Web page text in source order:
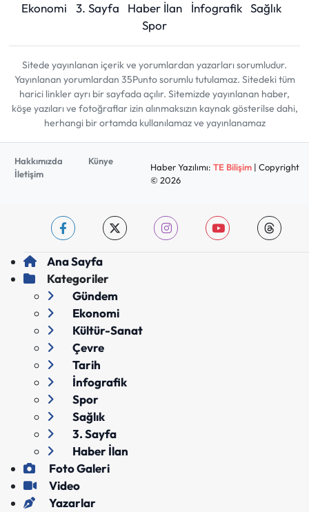
Ekonomi
3. Sayfa Haber İlan İnfografik Sağlık
Spor
Sitede yayınlanan içerik ve yorumlardan yazarları sorumludur.
Yayınlanan yorumlardan 35Punto sorumlu tutulamaz. Sitedeki tüm
harici linkler ayrı bir sayfada açılır. Sitemizde yayınlanan haber,
köşe yazıları ve fotoğraflar izin alınmaksızın kaynak gösterilse dahi,
herhangi bir ortamda kullanılamaz ve yayınlanamaz
Hakkımızda
Künye
İletişim
Haber Yazılımı: TE Bilişim| Copyright
© 2026
Ana Sayfa
Kategoriler
Gündem
Ekonomi
Kültür-Sanat
Çevre
Tarih
İnfografik
Spor
Sağlık
3. Sayfa
Haber İlan
Foto Galeri
Video
Yazarlar